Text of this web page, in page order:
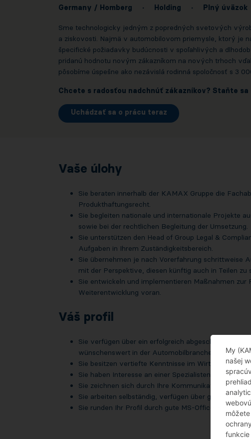
Germany / Homberg · Holding · Plný úväzok
Sme technologicky jedným z popredných svetových
a ziskovosti. Najmä v automobilovom priemysle, ktorý je
špecifické požiadavky budúcnosti v spoľahlivých a
pridanú hodnotu novým zákazníkom na nových trhoch
pôsobíme úspešne ako nezávislá rodinná spoločnosť s 3
Chcete s radosťou nadchnúť zákazníkov? Staňte
Uchádzať sa o prácu teraz
Vaše úlohy
Sie beraten innerhalb der KAMAX Gruppe die
Produkthaftungsrecht.
Sie begleiten nationale und internationale Projekte
sowie bei der rechtlichen Begleitung der Umsetzung.
Sie unterstützen den Head of Group Legal &
Aufgaben in Ihrem Zuständigkeitsbereich.
Sie übernehmen je nach Vorerfahrung schrittweise
mit der Perspektive, diesen künftig auch in Teilen
Sie entwickeln und implementieren Maßnahmen
Weiterentwicklung voran.
Váš profil
Sie verfügen über ein erfolgreich abgeschlossenes
wünschenswert in der Automobilbranche.
Sie besitzen vertiefte Kenntnisse im Wirtschafts-,
Sie haben Interesse an einer Spezialistenrolle mit
Sie zeichnen sich durch Ihre
Sie arbeiten selbständig, verfügen über gute
Sie runden Ihr Profil durch gute MS-Office-
My
našej
funkcie